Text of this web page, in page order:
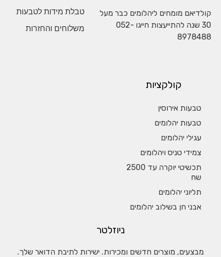
קולדיאם מומחים ליהלומים כבר מעל
30 שנה להתייעצות חייגו
052-
8978488
טבלת מידות לטבעות
משלוחים והחזרות
קולקציות
טבעות אירוסין
טבעות יהלומים
עגילי יהלומים
צמידי טניס ויהלומים
תכשיטי יוקרה עד 2500
שח
תליוני יהלומים
אבני חן בשילוב יהלומים
ניוזלטר
מבצעים, מוצרים חדשים ומכירות. ישירות לתיבת הדואר שלך.